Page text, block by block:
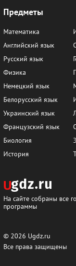
Предметы
Математика
Английский язык
Русский язык
Физика
Немецкий язык
Белорусский язык
Украинский язык
Французский язык
Биология
История
На сайте собраны все
программы
© 2026 Ugdz.ru
Все права защищены